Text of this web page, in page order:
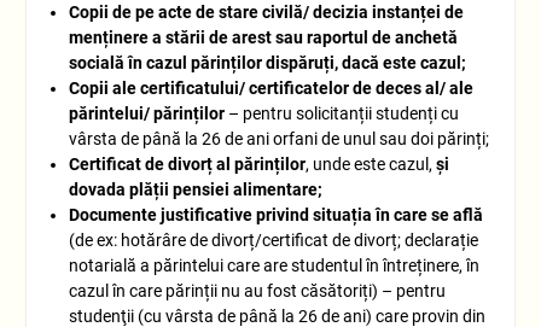
Copii de pe acte de stare civilă/ decizia instanței de
menținere a stării de arest sau raportul de anchetă
socială în cazul părinților dispăruți, dacă este cazul;
Copii ale certificatului/ certificatelor de deces al/ ale
părintelui/ părinților – pentru solicitanții studenți cu
vârsta de până la 26 de ani orfani de unul sau doi părinți;
Certificat de divorț al părinților, unde este cazul, și
dovada plății pensiei alimentare;
Documente justificative privind situația în care se află
(de ex: hotărâre de divorț/certificat de divorț; declarație
notarială a părintelui care are studentul în întreținere, în
cazul în care părinții nu au fost căsătoriți) – pentru
studenţii (cu vârsta de până la 26 de ani) care provin din